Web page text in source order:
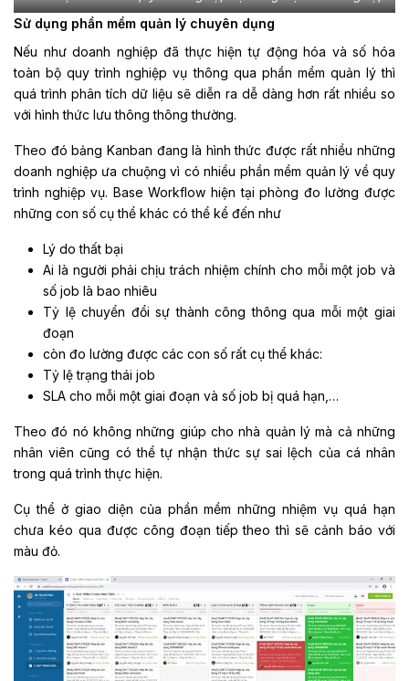
Sử dụng phần mềm quản lý chuyên dụng
Nếu như doanh nghiệp đã thực hiện tự động hóa và số hóa
toàn bộ quy trình nghiệp vụ thông qua phần mềm quản lý thì
quá trình phân tích dữ liệu sẽ diễn ra dễ dàng hơn rất nhiều so
với hình thức lưu thông thông thường.
Theo đó bảng Kanban đang là hình thức được rất nhiều những
doanh nghiệp ưa chuộng vì có nhiều phần mềm quản lý về quy
trình nghiệp vụ. Base Workflow hiện tại phòng đo lường được
những con số cụ thể khác có thể kể đến như
Lý do thất bại
Ai là người phải chịu trách nhiệm chính cho mỗi một job và
số job là bao nhiêu
Tỷ lệ chuyển đổi sự thành công thông qua mỗi một giai
đoạn
còn đo lường được các con số rất cụ thể khác:
Tỷ lệ trạng thái job
SLA cho mỗi một giai đoạn và số job bị quá hạn,…
Theo đó nó không những giúp cho nhà quản lý mà cả những
nhân viên cũng có thể tự nhận thức sự sai lệch của cá nhân
trong quá trình thực hiện.
Cụ thể ở giao diện của phần mềm những nhiệm vụ quá hạn
chưa kéo qua được công đoạn tiếp theo thì sẽ cảnh báo với
màu đỏ.